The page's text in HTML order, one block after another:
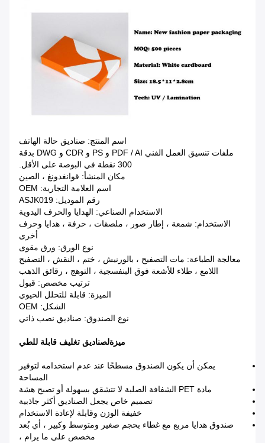
اسم المنتج: صناديق حالة الهاتف
ملفات تنسيق العمل الفني PDF / AI و PS و CDR و DWG بدقة
300 نقطة في البوصة على الأقل.
مكان المنشأ: قوانغدونغ ، الصين
اسم العلامة التجارية: OEM
رقم الموديل: ASJK019
الاستخدام الصناعي: الهدايا والحرف اليدوية
الاستخدام: شمعة ، إطار صور ، ملصقات ، حرفة ، هدايا وحرف
أخرى
نوع الورق: ورق مقوى
معالجة الطباعة: مات التصفيح ، بالورنيش ، ختم ، النقش ، التصفيح
اللامع ، طلاء للأشعة فوق البنفسجية ، التوهج ، رقائق الذهب
ترتيب مخصص: قبول
الميزة: قابلة للتحلل الحيوي
الشكل: OEM
نوع الصندوق: صناديق نصب ذاتي
ميزةلصناديق تغليف قابلة للطي
يمكن أن يكون الصندوق مسطحًا عند عدم استخدامه لتوفير
المساحة
مادة PET الشفافة الصلبة لا تتشقق بسهولة أو تصبح هشة
تصميم خاص يجعل الصناديق أكثر جاذبية
خفيفة الوزن وقابلة لإعادة الاستخدام
صندوق هدايا مربع مع غطاء بحجم صغير ومتوسط ​​وكبير ، أي بُعد
مخصص على ما يرام ،